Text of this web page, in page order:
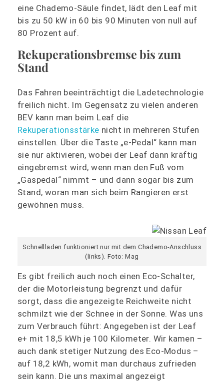
eine Chademo-Säule findet, lädt den Leaf mit
bis zu 50 kW in 60 bis 90 Minuten von null auf
80 Prozent auf.
Rekuperationsbremse bis zum
Stand
Das Fahren beeinträchtigt die Ladetechnologie
freilich nicht. Im Gegensatz zu vielen anderen
BEV kann man beim Leaf die
Rekuperationsstärke nicht in mehreren Stufen
einstellen. Über die Taste „e-Pedal“ kann man
sie nur aktivieren, wobei der Leaf dann kräftig
eingebremst wird, wenn man den Fuß vom
„Gaspedal“ nimmt – und dann sogar bis zum
Stand, woran man sich beim Rangieren erst
gewöhnen muss.
Schnellladen funktioniert nur mit dem Chademo-Anschluss
(links). Foto: Mag
Es gibt freilich auch noch einen Eco-Schalter,
der die Motorleistung begrenzt und dafür
sorgt, dass die angezeigte Reichweite nicht
schmilzt wie der Schnee in der Sonne. Was uns
zum Verbrauch führt: Angegeben ist der Leaf
e+ mit 18,5 kWh je 100 Kilometer. Wir kamen –
auch dank stetiger Nutzung des Eco-Modus –
auf 18,2 kWh, womit man durchaus zufrieden
sein kann. Die uns maximal angezeigt